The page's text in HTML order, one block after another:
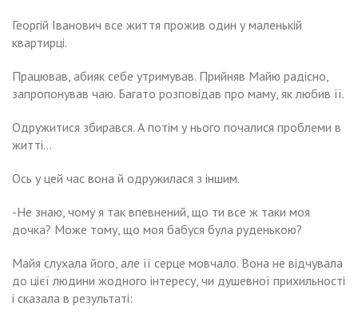
Георгій Іванович все життя прожив один у маленькій
квартирці.
Працював, абияк себе утримував. Прийняв Майю радісно, ​​
запропонував чаю. Багато розповідав про маму, як любив її.
Одружитися збирався. А потім у нього почалися проблеми в
житті…
Ось у цей час вона й одружилася з іншим.
-Не знаю, чому я так впевнений, що ти все ж таки моя
дочка? Може тому, що моя бабуся була руденькою?
Майя слухала його, але її серце мовчало. Вона не відчувала
до цієї людини жодного інтересу, чи душевної прихильності
і сказала в результаті: